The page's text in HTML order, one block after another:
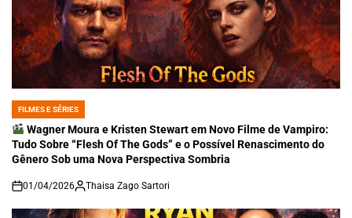
POSTED
IN
FILMES E SÉRIES
Wagner Moura e Kristen Stewart em Novo Filme de Vampiro:
Tudo Sobre “Flesh Of The Gods” e o Possível Renascimento do
Gênero Sob uma Nova Perspectiva Sombria
on
01/04/2026 Thaisa Zago Sartori